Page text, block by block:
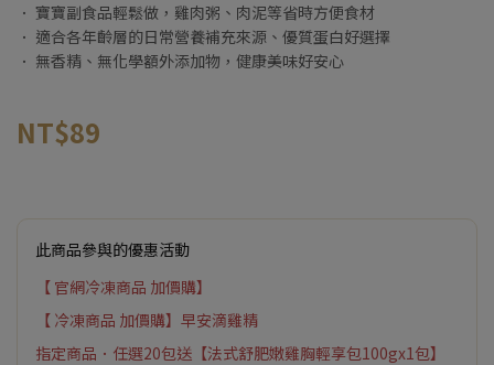
． 寶寶副食品輕鬆做，雞肉粥、肉泥等省時方便食材
． 適合各年齡層的日常營養補充來源、優質蛋白好選擇
． 無香精、無化學額外添加物，健康美味好安心
NT$89
此商品參與的優惠活動
【 官網冷凍商品 加價購】
【 冷凍商品 加價購】早安滴雞精
指定商品．任選20包送【法式舒肥嫩雞胸輕享包100gx1包】